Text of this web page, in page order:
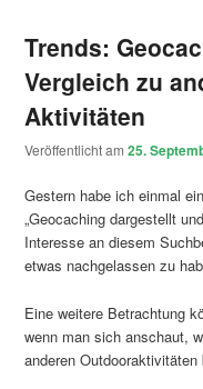
Trends:
Vergleich zu
Aktivitäten
Veröffentlicht am25.
Gestern habe ich einmal
„Geocaching dargestellt
Interesse an diesem
etwas nachgelassen zu
Eine weitere Betrachtung
wenn man sich anschaut,
anderen